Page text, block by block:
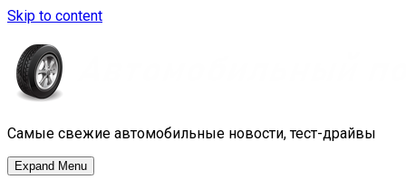
Skip to content
Самые свежие автомобильные новости, тест-драйвы
Expand Menu